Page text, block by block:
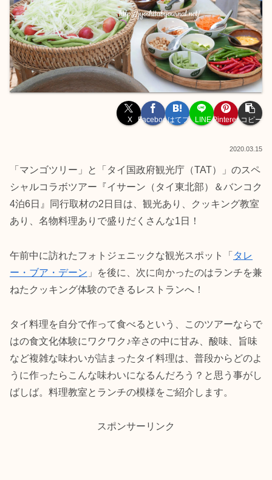
X Facebookはてブ LINEPinterestコピー
2020.03.15
「マンゴツリー」と「タイ国政府観光庁（TAT）」のスペ
シャルコラボツアー『イサーン（タイ東北部）＆バンコク
4泊6日』同行取材の2日目は、観光あり、クッキング教室
あり、名物料理ありで盛りだくさんな1日！
午前中に訪れたフォトジェニックな観光スポット「 タレ
ー・ブア・デーン 」を後に、次に向かったのはランチを兼
ねたクッキング体験のできるレストランへ！
タイ料理を自分で作って食べるという、このツアーならで
はの食文化体験にワクワク♪辛さの中に甘み、酸味、旨味
など複雑な味わいが詰まったタイ料理は、普段からどのよ
うに作ったらこんな味わいになるんだろう？と思う事がし
ばしば。料理教室とランチの模様をご紹介します。
スポンサーリンク